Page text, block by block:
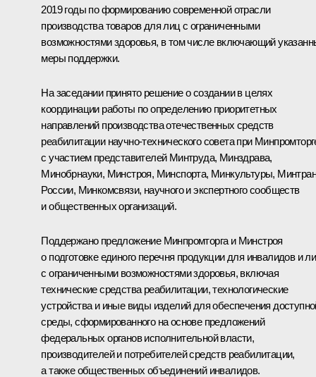
2019 годы по формированию современной отрасли
производства товаров для лиц с ограниченными
возможностями здоровья, в том числе включающий
меры поддержки.
На заседании принято решение о создании в целях
координации работы по определению приоритетных
направлений производства отечественных средств
реабилитации научно-технического совета при
с участием представителей Минтруда, Минздрава,
Минобрнауки, Минстроя, Минспорта, Минкультуры,
России, Минкомсвязи, научного и экспертного сообществ
и общественных организаций.
Поддержано предложение Минпромторга и Минстроя
о подготовке единого перечня продукции для инвалидов и
с ограниченными возможностями здоровья, включая
технические средства реабилитации, технологические
устройства и иные виды изделий для обеспечения
среды, сформированного на основе предложений
федеральных органов исполнительной власти,
производителей и потребителей средств реабилитации,
а также общественных объединений инвалидов.